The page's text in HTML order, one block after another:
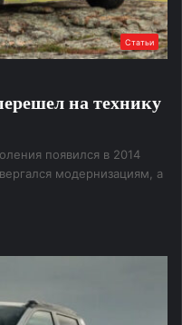
Статьи
на технику
появился в 2014
модернизациям, а